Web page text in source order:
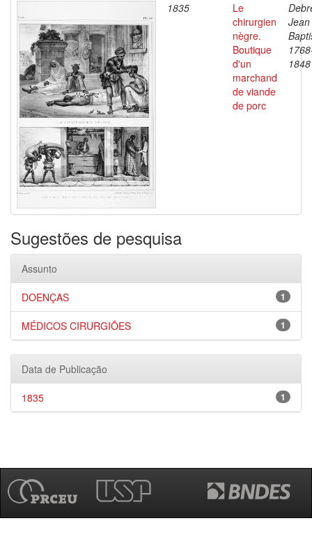
1835
Le
chirurgien
nègre.
Boutique
d'un
marchand
de viande
de porc
Jean
1848
Sugestões de pesquisa
Assunto
1
DOENÇAS
1
MÉDICOS CIRURGIÕES
Data de Publicação
1
1835